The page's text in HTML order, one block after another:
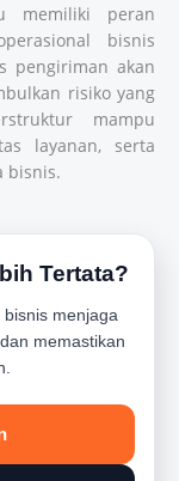
memiliki peran
bisnis
pengiriman akan
risiko yang
mampu
layanan, serta
bisnis.
Tertata?
menjaga
memastikan